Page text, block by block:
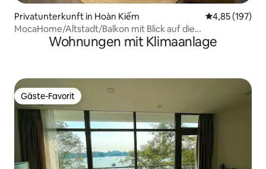
Privatunterkunft in Hoàn Kiếm
4,85 (197)
MocaHome/Altstadt/Balkon mit Blick auf die
Fußgängerzone
Wohnungen mit Klimaanlage
Gäste-Favorit
Gäste-Favorit